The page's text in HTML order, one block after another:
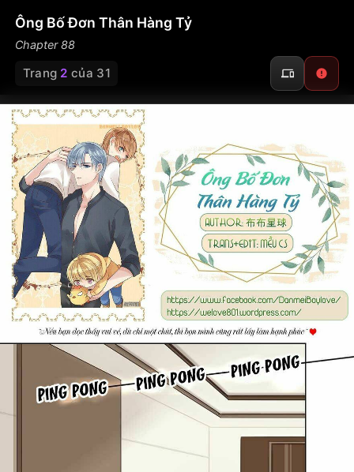
Ông Bố Đơn Thân Hàng Tỷ
Chapter 88
Trang 2 của 31